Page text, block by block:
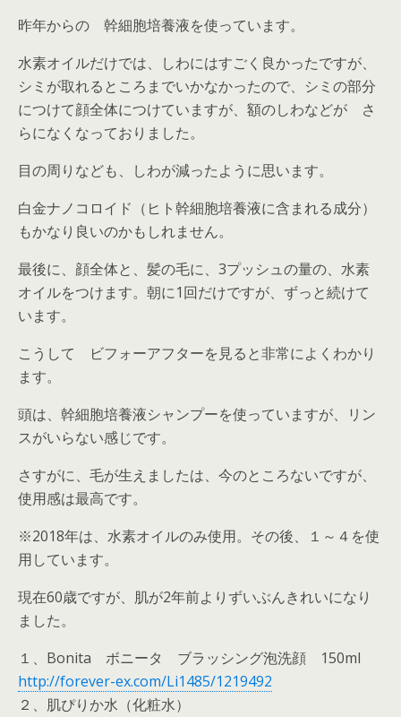
昨年からの 幹細胞培養液を使っています。
水素オイルだけでは、しわにはすごく良かったですが、
シミが取れるところまでいかなかったので、シミの部分
につけて顔全体につけていますが、額のしわなどが さ
らになくなっておりました。
目の周りなども、しわが減ったように思います。
白金ナノコロイド（ヒト幹細胞培養液に含まれる成分）
もかなり良いのかもしれません。
最後に、顔全体と、髪の毛に、3プッシュの量の、水素
オイルをつけます。朝に1回だけですが、ずっと続けて
います。
こうして ビフォーアフターを見ると非常によくわかり
ます。
頭は、幹細胞培養液シャンプーを使っていますが、リン
スがいらない感じです。
さすがに、毛が生えましたは、今のところないですが、
使用感は最高です。
※2018年は、水素オイルのみ使用。その後、１～４を使
用しています。
現在60歳ですが、肌が2年前よりずいぶんきれいになり
ました。
１、Bonita ボニータ ブラッシング泡洗顔 150ml
http://forever-ex.com/Li1485/1219492
２、肌ぴりか水（化粧水）